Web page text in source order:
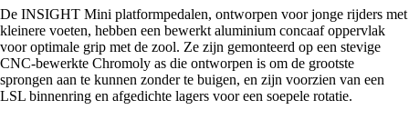
De INSIGHT Mini platformpedalen, ontworpen voor jonge rijders met
kleinere voeten, hebben een bewerkt aluminium concaaf oppervlak
voor optimale grip met de zool. Ze zijn gemonteerd op een stevige
CNC-bewerkte Chromoly as die ontworpen is om de grootste
sprongen aan te kunnen zonder te buigen, en zijn voorzien van een
LSL binnenring en afgedichte lagers voor een soepele rotatie.